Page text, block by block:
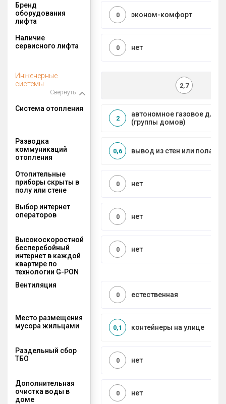
Бренд
оборудования
лифта
эконом-комфорт
0
Наличие
сервисного лифта
нет
0
Инженерные
системы
Свернуть
2,7
Система отопления
автономное газовое для
(группы домов)
2
Разводка
коммуникаций
отопления
вывод из стен или пола
0,6
Отопительные
приборы скрыты в
полу или стене
нет
0
Выбор интернет
операторов
нет
0
Высокоскоростной
бесперебойный
интернет в каждой
квартире по
технологии G-PON
нет
0
Вентиляция
естественная
0
Место размещения
мусора жильцами
контейнеры на улице
0,1
Раздельный сбор
ТБО
нет
0
Дополнительная
очистка воды в
доме
нет
0